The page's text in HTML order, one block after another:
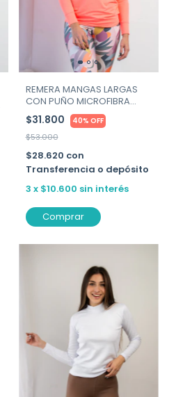
REMERA MANGAS LARGAS
CON PUÑO MICROFIBRA
CUADRICULADA SWEET LADY
-ART. 20222-020
$31.800 40% OFF
$53.000
$28.620 con
Transferencia o depósito
3 x $10.600 sin interés
Comprar